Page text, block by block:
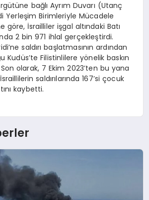
bağlı Ayrım Duvarı (Utanç
Yerleşim Birimleriyle Mücadele
göre, İsrailliler işgal altındaki Batı
2 bin 971 ihlal gerçekleştirdi.
saldırı başlatmasının ardından
Kudüs’te Filistinlilere yönelik baskın
Son olarak, 7 Ekim 2023’ten bu yana
saldırılarında 167’si çocuk
kaybetti.